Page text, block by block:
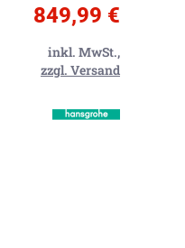
849,99 €
inkl. MwSt.,
zzgl. Versand